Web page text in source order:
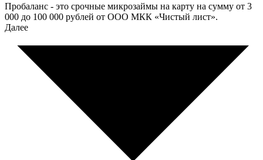
Пробаланс - это срочные микрозаймы на карту на сумму от 3
000 до 100 000 рублей от ООО МКК «Чистый лист».
Далее